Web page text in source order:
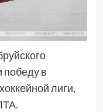
в
лиги,